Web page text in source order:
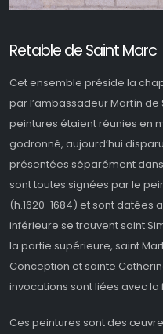
Retable de Saint Marc
Cet ensemble préside la
par l’ambassadeur Martín de
peintures étaient réunies en
godronné, aujourd’hui
présentées séparément dans
sont toutes signées par le
(h.1620-1684) et sont datées
inférieure se trouvent saint
la partie supérieure, saint
Conception et sainte
invocations sont liées avec
Ces peintures sont des